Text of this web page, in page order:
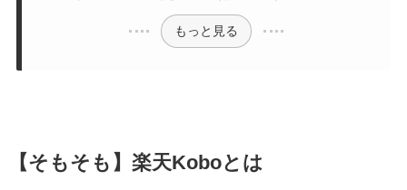
もっと見る
【そもそも】楽天Koboとは